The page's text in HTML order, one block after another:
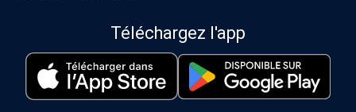
Téléchargez l'app